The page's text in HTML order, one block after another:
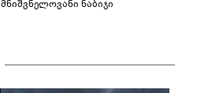
მნიშვნელოვანი ნაბიჯი